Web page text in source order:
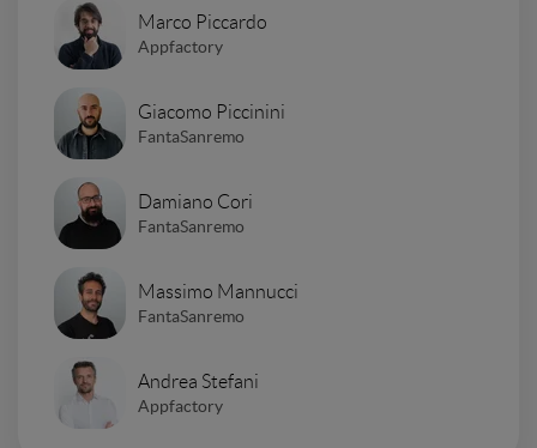
Marco Piccardo
Appfactory
Giacomo Piccinini
FantaSanremo
Damiano Cori
FantaSanremo
Massimo Mannucci
FantaSanremo
Andrea Stefani
Appfactory